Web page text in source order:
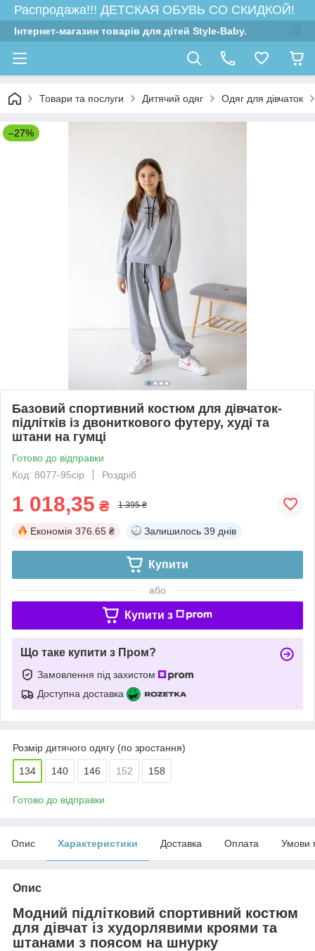
Распродажа!!! ДЕТСКАЯ ОБУВЬ СО СКИДКОЙ!
Інтернет-магазин товарів для дітей Style-Baby.
Товари та послуги Дитячий одяг Одяг для дівчаток
–27%
Базовий спортивний костюм для дівчаток-
підлітків із двониткового футеру, худі та
штани на гумці
Готово до відправки
Код: 8077-95сір
Роздріб
1 018,35 ₴ 1 395 ₴
Економія 376.65 ₴ Залишилось 39 днів
Купити
або
Купити з
Що таке купити з Пром?
Замовлення під захистом
Доступна доставка
Розмір дитячого одягу (по зростання)
134 140 146 152 158
Готово до відправки
Опис Характеристики Доставка Оплата Умови
Опис
Модний підлітковий спортивний костюм
для дівчат із худорлявими кроями та
штанами з поясом на шнурку